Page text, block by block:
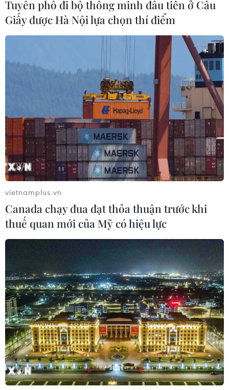
Tổ chức Lễ hội Phở Việt
Nam 2023 tại Nhật Bản
30/09/2023 01:05
Vietnam Phở Festival 2023 có chủ đề "Vị ngon hòa
quyện: Tận hưởng và khám phá văn hóa ẩm thực Việt
Nam," sẽ diễn ra vào ngày 7-8/10 tại Tokyo, Nhật Bản.
Tuyến phố đi bộ thông minh đầu tiên ở Cầu
Giấy được Hà Nội lựa chọn thí điểm
vietnamplus.vn
Canada chạy đua đạt thỏa thuận trước khi
thuế quan mới của Mỹ có hiệu lực